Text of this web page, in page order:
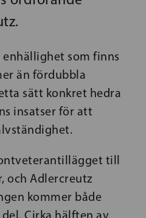
enhällighet som finns
än fördubbla
sätt konkret hedra
insatser för att
till
och Adlercreutz
kommer både